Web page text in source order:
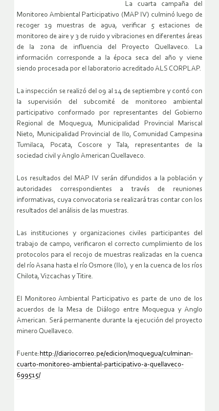
La cuarta campaña del
Monitoreo Ambiental Participativo (MAP IV) culminó luego de
recoger 19 muestras de agua, verificar 5 estaciones de
monitoreo de aire y 3 de ruido y vibraciones en diferentes áreas
de la zona de influencia del Proyecto Quellaveco. La
información corresponde a la época seca del año y viene
siendo procesada por el laboratorio acreditado ALS CORPLAP.
La inspección se realizó del 09 al 14 de septiembre y contó con
la supervisión del subcomité de monitoreo ambiental
participativo conformado por representantes del Gobierno
Regional de Moquegua, Municipalidad Provincial Mariscal
Nieto, Municipalidad Provincial de Ilo, Comunidad Campesina
Tumilaca, Pocata, Coscore y Tala, representantes de la
sociedad civil y Anglo American Quellaveco.
Los resultados del MAP IV serán difundidos a la población y
autoridades correspondientes a través de reuniones
informativas, cuya convocatoria se realizará tras contar con los
resultados del análisis de las muestras.
Las instituciones y organizaciones civiles participantes del
trabajo de campo, verificaron el correcto cumplimiento de los
protocolos para el recojo de muestras realizadas en la cuenca
del río Asana hasta el río Osmore (Ilo), y en la cuenca de los ríos
Chilota, Vizcachas y Titire.
El Monitoreo Ambiental Participativo es parte de uno de los
acuerdos de la Mesa de Diálogo entre Moquegua y Anglo
American. Será permanente durante la ejecución del proyecto
minero Quellaveco.
Fuente: http://diariocorreo.pe/edicion/moquegua/culminan-
cuarto-monitoreo-ambiental-participativo-a-quellaveco-
699515/